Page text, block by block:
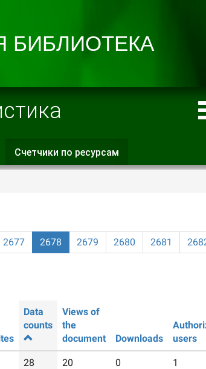
Счетчики по ресурсам
вкладка)
2677 2678 2679 2680 2681
Data
counts
Views of
the
document
Downloads
users
28 20 0 1